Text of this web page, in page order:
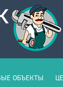
ОБЪЕКТЫ